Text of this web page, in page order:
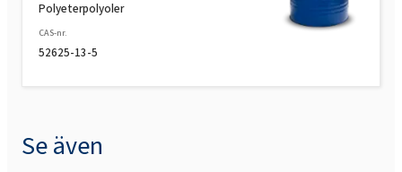
Polyeterpolyoler
CAS-nr.
52625-13-5
Se även